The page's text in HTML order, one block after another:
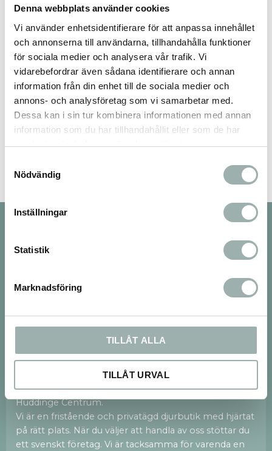
Denna webbplats använder cookies
Vi använder enhetsidentifierare för att anpassa innehållet
och annonserna till användarna, tillhandahålla funktioner
för sociala medier och analysera vår trafik. Vi
vidarebefordrar även sådana identifierare och annan
information från din enhet till de sociala medier och
annons- och analysföretag som vi samarbetar med.
Dessa kan i sin tur kombinera informationen med annan
information som du har tillhandahållit eller som de har
samlat in när du har använt deras tjänster.
Nödvändig
Inställningar
Statistik
Marknadsföring
TILLÅT ALLA
TILLÅT URVAL
Bli den första att lämna ett omdöme.
Om oss
Vi finns både på webben och med en 250kvm
stor fysisk butik i Tumba och nu även en ny butik i
Huddinge Centrum.
Vi är en fristående och privatägd djurbutik med hjärtat
på rätt plats. När du väljer att handla av oss stöttar du
ett svenskt företag. Vi är tacksamma för varenda en